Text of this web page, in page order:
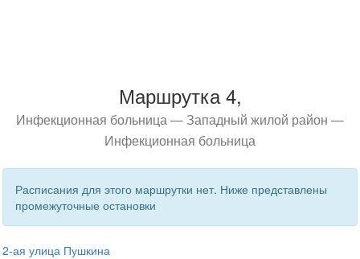
Маршрутка 4,
Инфекционная больница — Западный жилой район —
Инфекционная больница
Расписания для этого маршрутки нет. Ниже представлены
промежуточные остановки
2-ая улица Пушкина